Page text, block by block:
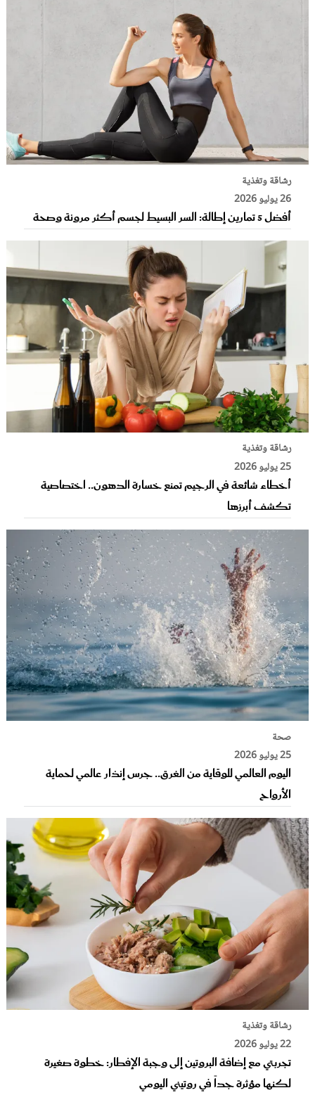
رشاقة وتغذية
26 يوليو 2026
أفضل 5 تمارين إطالة: السر البسيط لجسم أكثر مرونة وصحة
رشاقة وتغذية
25 يوليو 2026
أخطاء شائعة في الرجيم تمنع خسارة الدهون.. اختصاصية
تكشف أبرزها
صحة
25 يوليو 2026
اليوم العالمي للوقاية من الغرق.. جرس إنذار عالمي لحماية
الأرواح
رشاقة وتغذية
22 يوليو 2026
تجربتي مع إضافة البروتين إلى وجبة الإفطار: خطوة صغيرة
لكنها مؤثرة جداً في روتيني اليومي